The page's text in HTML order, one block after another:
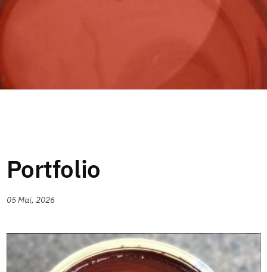
Portfolio
05 Mai, 2026